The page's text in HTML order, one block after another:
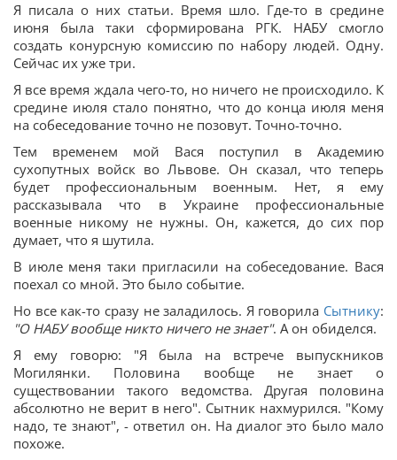
Я писала о них статьи. Время шло. Где-то в средине
июня была таки сформирована РГК. НАБУ смогло
создать конурсную комиссию по набору людей. Одну.
Сейчас их уже три.
Я все время ждала чего-то, но ничего не происходило. К
средине июля стало понятно, что до конца июля меня
на собеседование точно не позовут. Точно-точно.
Тем временем мой Вася поступил в Академию
сухопутных войск во Львове. Он сказал, что теперь
будет профессиональным военным. Нет, я ему
рассказывала что в Украине профессиональные
военные никому не нужны. Он, кажется, до сих пор
думает, что я шутила.
В июле меня таки пригласили на собеседование. Вася
поехал со мной. Это было событие.
Но все как-то сразу не заладилось. Я говорила Сытнику:
"О НАБУ вообще никто ничего не знает". А он обиделся.
Я ему говорю: "Я была на встрече выпускников
Могилянки. Половина вообще не знает о
существовании такого ведомства. Другая половина
абсолютно не верит в него". Сытник нахмурился. "Кому
надо, те знают", - ответил он. На диалог это было мало
похоже.